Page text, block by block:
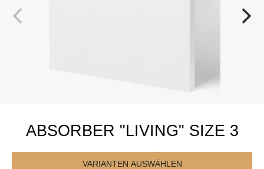
ABSORBER "LIVING" SIZE 3
VARIANTEN AUSWÄHLEN